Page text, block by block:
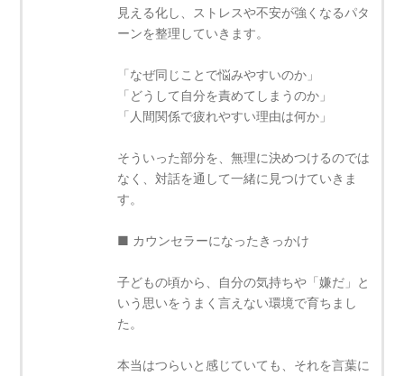
見える化し、ストレスや不安が強くなるパタ
ーンを整理していきます。
「なぜ同じことで悩みやすいのか」
「どうして自分を責めてしまうのか」
「人間関係で疲れやすい理由は何か」
そういった部分を、無理に決めつけるのでは
なく、対話を通して一緒に見つけていきま
す。
■ カウンセラーになったきっかけ
子どもの頃から、自分の気持ちや「嫌だ」と
いう思いをうまく言えない環境で育ちまし
た。
本当はつらいと感じていても、それを言葉に